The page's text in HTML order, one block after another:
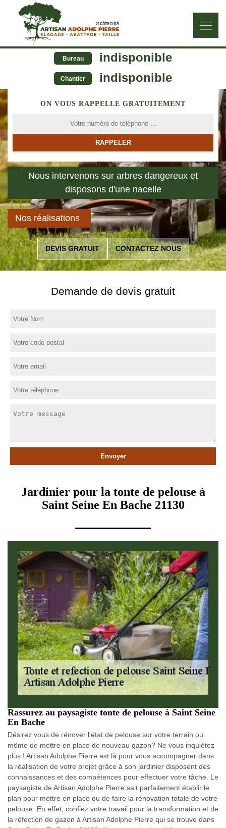
Bureau indisponible
Chantier indisponible
ON VOUS RAPPELLE GRATUITEMENT
Nous intervenons sur arbres dangereux et
disposons d'une nacelle
Nos réalisations
DEVIS GRATUIT CONTACTEZ NOUS
Demande de devis gratuit
Jardinier pour la tonte de pelouse à
Saint Seine En Bache 21130
Rassurez au paysagiste tonte de pelouse à Saint Seine
En Bache
Désirez vous de rénover l'état de pelouse sur votre terrain ou
même de mettre en place de nouveau gazon? Ne vous inquiétez
plus ! Artisan Adolphe Pierre est là pour vous accompagner dans
la réalisation de votre projet grâce à son jardinier disposent des
connaissances et des compétences pour effectuer votre tâche. Le
paysagiste de Artisan Adolphe Pierre sait parfaitement établir le
plan pour mettre en place ou de faire la rénovation totale de votre
pelouse. En effet, confiez votre travail pour la transformation et de
la réfection de gazon à Artisan Adolphe Pierre qui se trouve dans